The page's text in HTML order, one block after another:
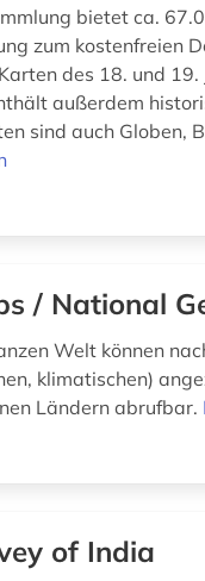
bietet ca.
zum kostenfreien
des 18. und
außerdem
sind auch Globen,
/ National
Welt können
klimatischen)
Ländern abrufbar.
of India